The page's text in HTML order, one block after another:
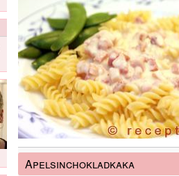
Apelsinchokladkaka